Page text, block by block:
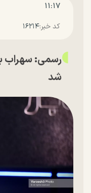
۱۱:۱۷
کد خبر:۱۶۲۱۴
رسمی: سهراب
شد